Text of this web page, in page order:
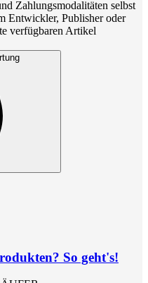
Zahlungsmodalitäten selbst
Entwickler, Publisher oder
verfügbaren Artikel
So geht's!